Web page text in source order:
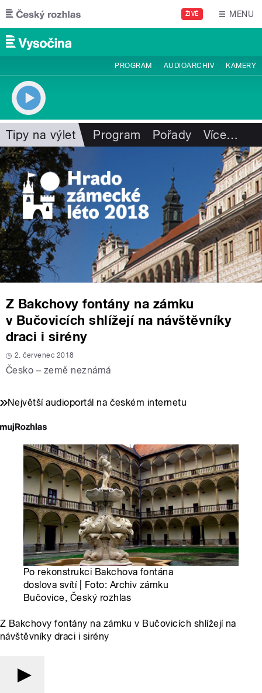
Přejít k hlavnímu obsahu
ŽIVĚ MENU
PROGRAM AUDIOARCHIV KAMERY
Tipy na výlet Program Pořady Více…
Z Bakchovy fontány na zámku
v Bučovicích shlížejí na návštěvníky
draci i sirény
2. červenec 2018
Česko – země neznámá
Největší audioportál na českém internetu
Po rekonstrukci Bakchova fontána
doslova svítí | Foto: Archiv zámku
Bučovice, Český rozhlas
Z Bakchovy fontány na zámku v Bučovicích shlížejí na
návštěvníky draci i sirény